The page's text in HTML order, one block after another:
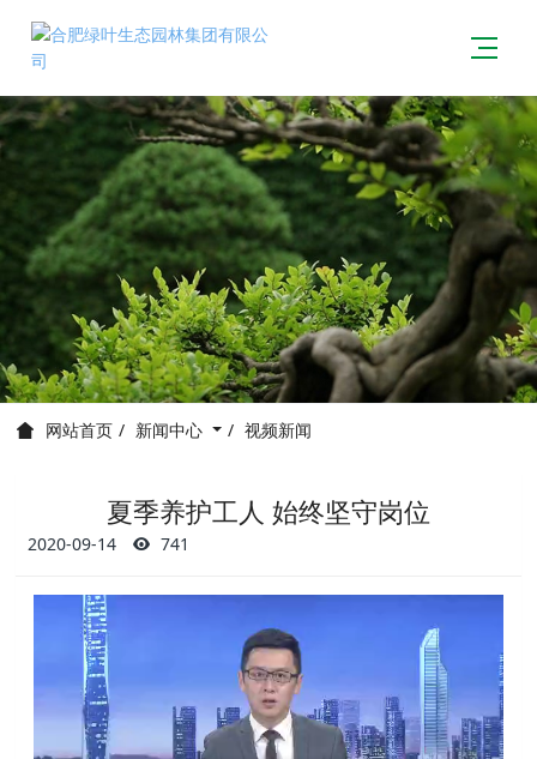
网站首页 新闻中心 视频新闻
夏季养护工人 始终坚守岗位
2020-09-14 741